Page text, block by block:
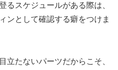
るスケジュールがある際は、
ンとして確認する癖をつけま
立たないパーツだからこそ、